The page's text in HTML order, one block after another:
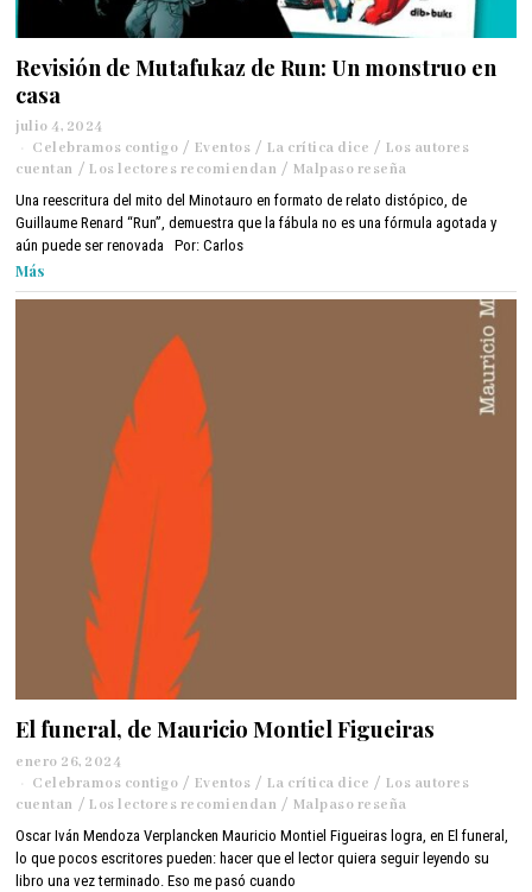
Revisión de Mutafukaz de Run: Un monstruo en
casa
julio 4, 2024
g
o
o
2
,
Celebramos contigo / Eventos / La crítica dice / Los autores
cuentan / Los lectores recomiendan / Malpaso reseña
Una reescritura del mito del Minotauro en formato de relato distópico, de
Guillaume Renard “Run”, demuestra que la fábula no es una fórmula agotada y
aún puede ser renovada Por: Carlos
Más
El funeral, de Mauricio Montiel Figueiras
enero 26, 2024
Celebramos contigo / Eventos / La crítica dice / Los autores
cuentan / Los lectores recomiendan / Malpaso reseña
Oscar Iván Mendoza Verplancken Mauricio Montiel Figueiras logra, en El funeral,
lo que pocos escritores pueden: hacer que el lector quiera seguir leyendo su
libro una vez terminado. Eso me pasó cuando